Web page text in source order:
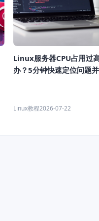
Linux服务器CPU占用过
办？5分钟快速定位问题
Linux教程2026-07-22